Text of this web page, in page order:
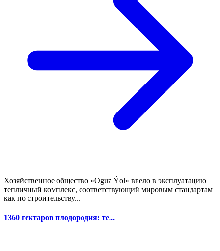
Хозяйственное общество «Oguz Ýol» ввело в эксплуатацию
тепличный комплекс, соответствующий мировым стандартам
как по строительству...
1360 гектаров плодородия: те...